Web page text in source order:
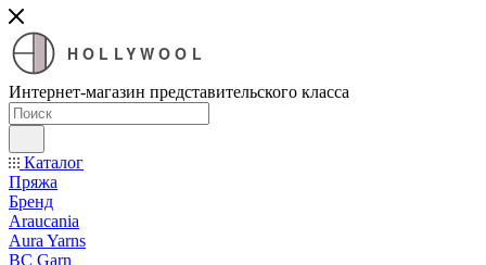
HOLLYWOOL
Интернет-магазин представительского класса
Каталог
Пряжа
Бренд
Araucania
Aura Yarns
BC Garn